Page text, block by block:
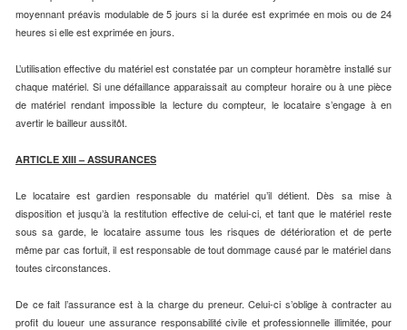
moyennant préavis modulable de 5 jours si la durée est exprimée en mois ou de 24
heures si elle est exprimée en jours.
L’utilisation effective du matériel est constatée par un compteur horamètre installé sur
chaque matériel. Si une défaillance apparaissait au compteur horaire ou à une pièce
de matériel rendant impossible la lecture du compteur, le locataire s’engage à en
avertir le bailleur aussitôt.
ARTICLE XIII – ASSURANCES
Le locataire est gardien responsable du matériel qu’il détient. Dès sa mise à
disposition et jusqu’à la restitution effective de celui-ci, et tant que le matériel reste
sous sa garde, le locataire assume tous les risques de détérioration et de perte
même par cas fortuit, il est responsable de tout dommage causé par le matériel dans
toutes circonstances.
De ce fait l’assurance est à la charge du preneur. Celui-ci s’oblige à contracter au
profit du loueur une assurance responsabilité civile et professionnelle illimitée, pour